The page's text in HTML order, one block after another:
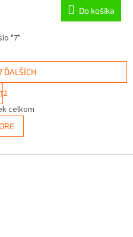
Do košíka
"7"
ĎALŠÍCH
2
celkom